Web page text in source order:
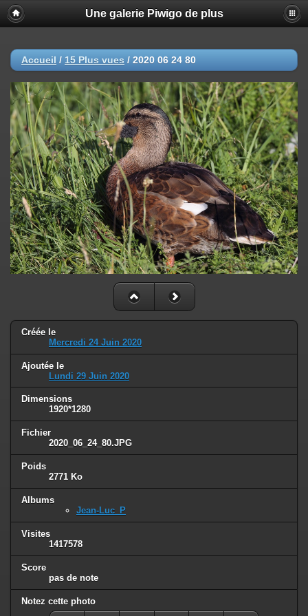
Une galerie Piwigo de plus
Accueil / 15 Plus vues / 2020 06 24 80
Créée le
Mercredi 24 Juin 2020
Ajoutée le
Lundi 29 Juin 2020
Dimensions
1920*1280
Fichier
2020_06_24_80.JPG
Poids
2771 Ko
Albums
Jean-Luc_P
Visites
1417578
Score
pas de note
Notez cette photo